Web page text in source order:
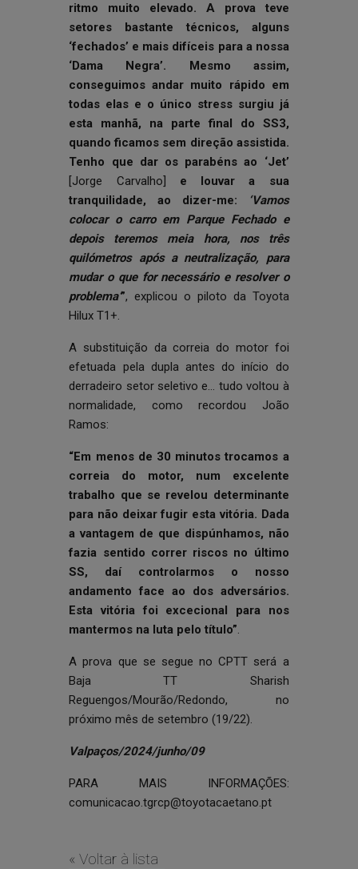
ritmo muito elevado. A prova teve
setores bastante técnicos, alguns
‘fechados’ e mais difíceis para a nossa
‘Dama Negra’. Mesmo assim,
conseguimos andar muito rápido em
todas elas e o único stress surgiu já
esta manhã, na parte final do SS3,
quando ficamos sem direção assistida.
Tenho que dar os parabéns ao ‘Jet’
[Jorge Carvalho] e louvar a sua
tranquilidade, ao dizer-me:
‘Vamos
colocar o carro em Parque Fechado e
depois teremos meia hora, nos três
quilómetros após a neutralização, para
mudar o que for necessário e resolver o
problema’”, explicou o piloto da Toyota
Hilux T1+.
A substituição da correia do motor foi
efetuada pela dupla antes do início do
derradeiro setor seletivo e… tudo voltou à
normalidade, como recordou João
Ramos:
“Em menos de 30 minutos trocamos a
correia do motor, num excelente
trabalho que se revelou determinante
para não deixar fugir esta vitória. Dada
a vantagem de que dispúnhamos, não
fazia sentido correr riscos no último
SS, daí controlarmos o nosso
andamento face ao dos adversários.
Esta vitória foi excecional para nos
mantermos na luta pelo título”.
A prova que se segue no CPTT será a
Baja TT Sharish
Reguengos/Mourão/Redondo, no
próximo mês de setembro (19/22).
Valpaços/2024/junho/09
PARA MAIS INFORMAÇÕES:
comunicacao.tgrcp@toyotacaetano.pt
« Voltar à lista